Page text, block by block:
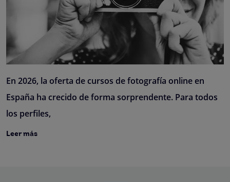
En 2026, la oferta de cursos de fotografía online en
España ha crecido de forma sorprendente. Para todos
los perfiles,
Leer más